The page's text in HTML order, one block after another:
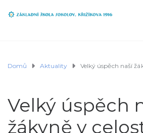
Domů Aktuality Velký úspěch naší
Velký úspěch
žákyně v